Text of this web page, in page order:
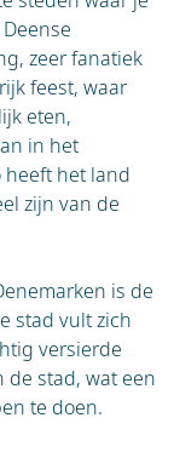
Het kasteel
uittorent,
Je kunt er
en
uitzicht
de winterse
of op een
of bezoek
die
jezelf met
vervoer
Het openbaar
en
tram reis je
op
je de stad
zeer fanatiek
feest, waar
eten,
in het
heeft het land
zijn van de
is de
stad vult zich
versierde
stad, wat een
te doen.